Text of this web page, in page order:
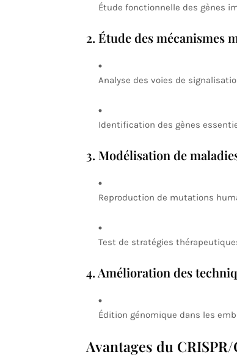
Étude fonctionnelle des gènes
2. Étude des mécanismes
Analyse des voies de
Identification des gènes
3. Modélisation de
Reproduction de mutations
Test de stratégies
4. Amélioration des
Édition génomique dans les
Avantages du